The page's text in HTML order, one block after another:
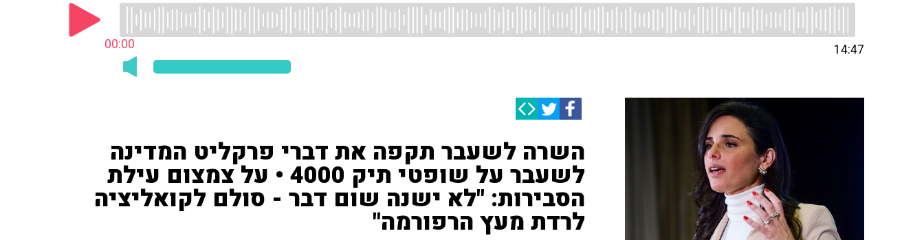
00:00 14:47
השרה לשעבר תקפה את דברי פרקליט המדינה
לשעבר על שופטי תיק 4000 • על צמצום עילת
הסבירות: "לא ישנה שום דבר - סולם לקואליציה
לרדת מעץ הרפורמה"